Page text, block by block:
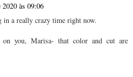
2020 às 09:06
a really crazy time right now.
you, Marisa- that color and cut are